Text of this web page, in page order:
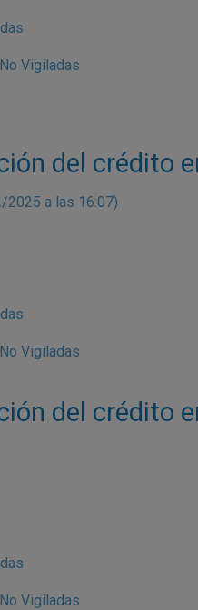
Vigiladas
del crédito
2025 a las 16:07)
Vigiladas
del crédito
Vigiladas